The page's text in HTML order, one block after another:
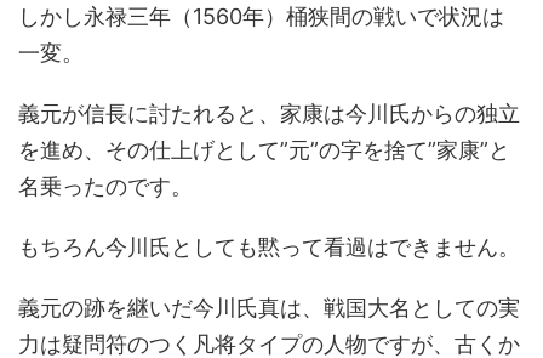
しかし永禄三年（1560年）桶狭間の戦いで状況は
一変。
義元が信長に討たれると、家康は今川氏からの独立
を進め、その仕上げとして”元”の字を捨て”家康”と
名乗ったのです。
もちろん今川氏としても黙って看過はできません。
義元の跡を継いだ今川氏真は、戦国大名としての実
力は疑問符のつく凡将タイプの人物ですが、古くか